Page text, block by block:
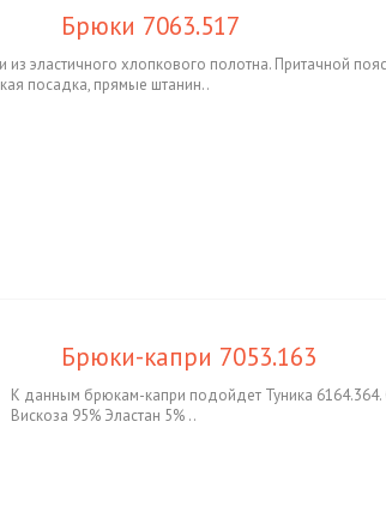
Брюки 7063.517
из эластичного хлопкового полотна. Притачной
посадка, прямые штанин..
Брюки-капри 7053.163
К данным брюкам-капри подойдет Туника 6164.364.
Вискоза 95% Эластан 5% ..